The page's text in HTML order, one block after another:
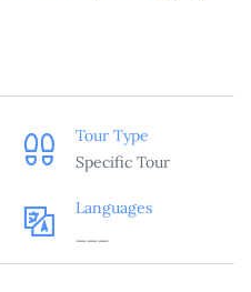
Tour Type
Specific Tour
Languages